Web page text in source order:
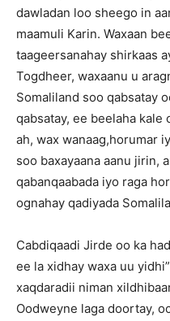
dawladan loo sheego in
maamuli Karin. Waxaan
taageersanahay shirkaas
Togdheer, waxaanu u
Somaliland soo qabsatay
qabsatay, ee beelaha kale
ah, wax wanaag,horumar
soo baxayaana aanu jirin,
qabanqaabada iyo raga
ognahay qadiyada
Cabdiqaadi Jirde oo ka
ee la xidhay waxa uu
xaqdaradii niman
Oodweyne laga doortay,